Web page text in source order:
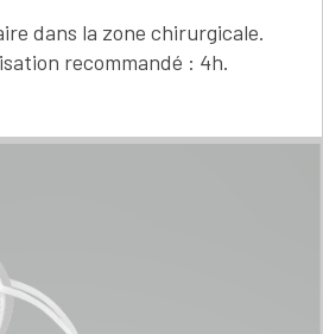
dans la zone chirurgicale.
recommandé : 4h.